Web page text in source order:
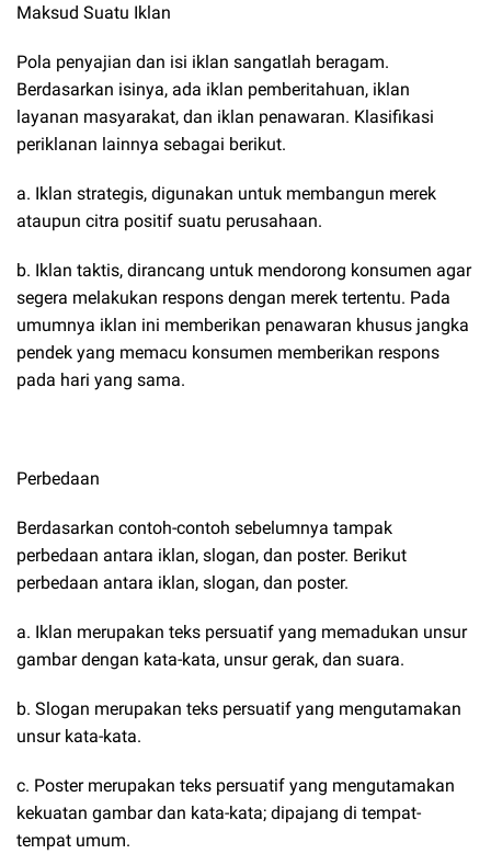
Maksud Suatu Iklan
Pola penyajian dan isi iklan sangatlah beragam.
Berdasarkan isinya, ada iklan pemberitahuan, iklan
layanan masyarakat, dan iklan penawaran. Klasifikasi
periklanan lainnya sebagai berikut.
a. Iklan strategis, digunakan untuk membangun merek
ataupun citra positif suatu perusahaan.
b. Iklan taktis, dirancang untuk mendorong konsumen agar
segera melakukan respons dengan merek tertentu. Pada
umumnya iklan ini memberikan penawaran khusus jangka
pendek yang memacu konsumen memberikan respons
pada hari yang sama.
Perbedaan
Berdasarkan contoh-contoh sebelumnya tampak
perbedaan antara iklan, slogan, dan poster. Berikut
perbedaan antara iklan, slogan, dan poster.
a. Iklan merupakan teks persuatif yang memadukan unsur
gambar dengan kata-kata, unsur gerak, dan suara.
b. Slogan merupakan teks persuatif yang mengutamakan
unsur kata-kata.
c. Poster merupakan teks persuatif yang mengutamakan
kekuatan gambar dan kata-kata; dipajang di tempat-
tempat umum.